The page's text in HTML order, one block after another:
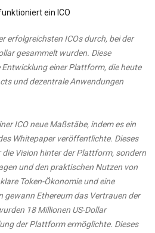
erfolgreichsten ICOs durch, bei der
gesammelt wurden. Diese
einer Plattform, die heute
und dezentrale Anwendungen
ICO neue Maßstäbe, indem es ein
Whitepaper veröffentlichte. Dieses
Vision hinter der Plattform, sondern
und den praktischen Nutzen von
Token-Ökonomie und eine
Ethereum das Vertrauen der
18 Millionen US-Dollar
der Plattform ermöglichte. Dieses